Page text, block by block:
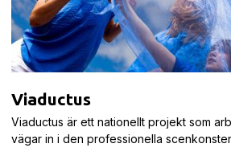
Viaductus
Viaductus är ett nationellt projekt som
vägar in i den professionella